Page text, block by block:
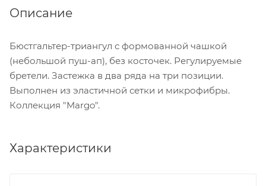
Описание
Бюстгальтер-триангул с формованной чашкой
(небольшой пуш-ап), без косточек. Регулируемые
бретели. Застежка в два ряда на три позиции.
Выполнен из эластичной сетки и микрофибры.
Коллекция "Margo".
Характеристики